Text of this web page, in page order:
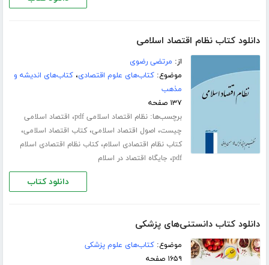
دانلود کتاب نظام اقتصاد اسلامی
از: مرتضی رضوی
موضوع:کتاب‌های علوم اقتصادی،کتاب‌های اندیشه و
مذهب
۱۳۷ صفحه
برچسب‌ها:نظام اقتصاد اسلامی pdf ، اقتصاد اسلامی
چیست، اصول اقتصاد اسلامی،کتاب اقتصاد اسلامی،
کتاب نظام اقتصادی اسلام،کتاب نظام اقتصادی اسلام
pdf، جایگاه اقتصاد در اسلام
دانلود کتاب
دانلود کتاب دانستنی‌های پزشکی
موضوع:کتاب‌های علوم پزشکی
۱۶۵۹ صفحه